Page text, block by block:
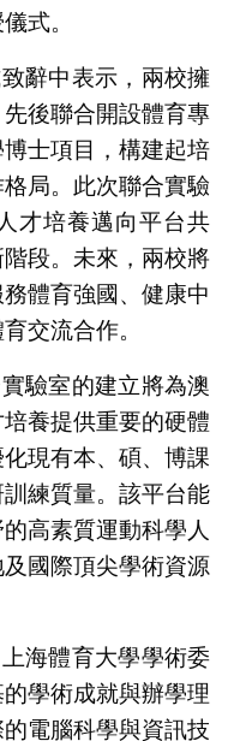
式。
辭中表示，兩校擁
後聯合開設體育專
士項目，構建起培
局。此次聯合實驗
才培養邁向平台共
段。未來，兩校將
體育強國、健康中
交流合作。
驗室的建立將為澳
養提供重要的硬體
現有本、碩、博課
練質量。該平台能
高素質運動科學人
國際頂尖學術資源
海體育大學學術委
學術成就與辦學理
電腦科學與資訊技